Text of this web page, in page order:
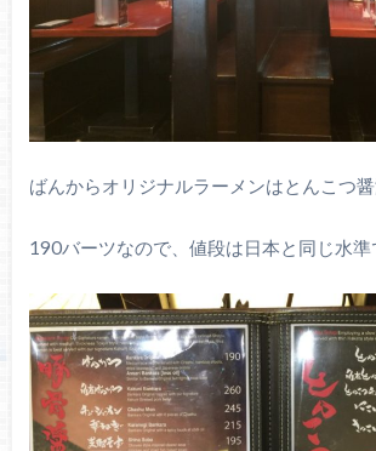
ばんからオリジナルラーメンはとんこつ醤
190バーツなので、値段は日本と同じ水準